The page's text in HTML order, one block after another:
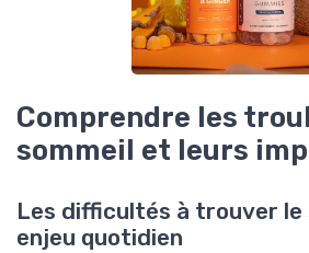
Comprendre les
sommeil et leurs
Les difficultés à trouver le
enjeu quotidien